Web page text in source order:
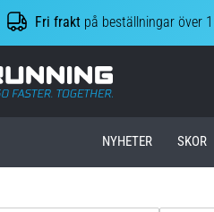
Fri frakt på beställningar över
Top4Running.se
NYHETER SKOR